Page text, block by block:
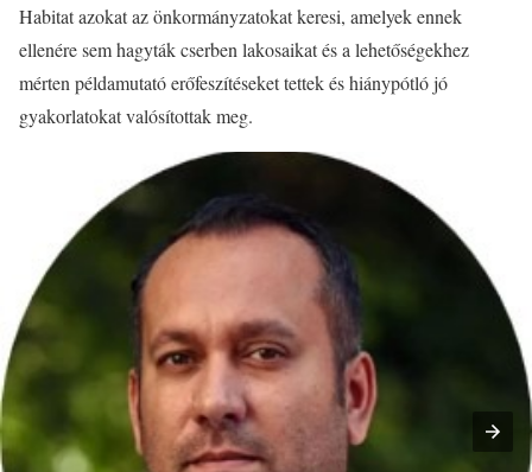
Habitat azokat az önkormányzatokat keresi, amelyek ennek
ellenére sem hagyták cserben lakosaikat és a lehetőségekhez
mérten példamutató erőfeszítéseket tettek és hiánypótló jó
gyakorlatokat valósítottak meg.